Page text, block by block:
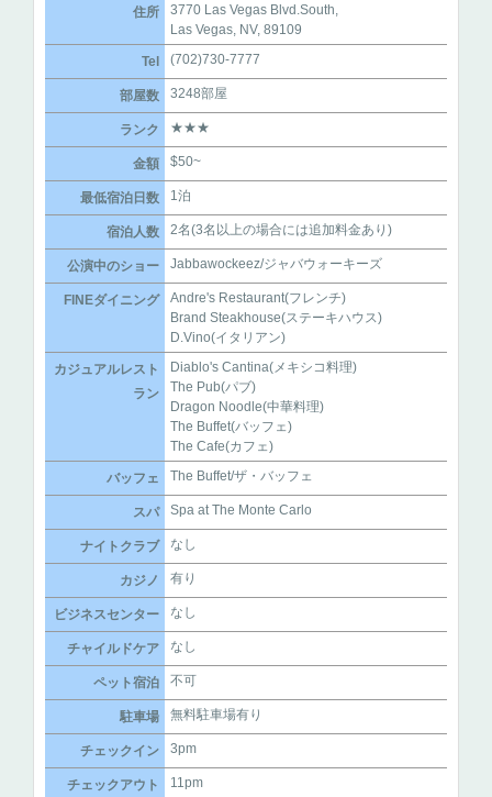
住所
3770 Las Vegas Blvd.South,
Las Vegas, NV, 89109
Tel (702)730-7777
部屋数 3248部屋
ランク ★★★
金額 $50~
最低宿泊日数 1泊
宿泊人数 2名(3名以上の場合には追加料金あり)
公演中のショー Jabbawockeez/ジャバウォーキーズ
FINEダイニング
Andre's Restaurant(フレンチ)
Brand Steakhouse(ステーキハウス)
D.Vino(イタリアン)
カジュアルレスト
ラン
Diablo's Cantina(メキシコ料理)
The Pub(パブ)
Dragon Noodle(中華料理)
The Buffet(バッフェ)
The Cafe(カフェ)
バッフェ The Buffet/ザ・バッフェ
スパ Spa at The Monte Carlo
ナイトクラブ なし
カジノ 有り
ビジネスセンター なし
チャイルドケア なし
ペット宿泊 不可
駐車場 無料駐車場有り
チェックイン 3pm
チェックアウト 11pm